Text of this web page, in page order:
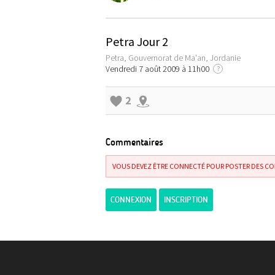
Petra Jour 2
Petra, Gouvernorat de Ma'an, Jordanie
Vendredi 7 août 2009 à 11h00
?
2
Commentaires
VOUS DEVEZ ÊTRE CONNECTÉ POUR POSTER DES
CONNEXION INSCRIPTION